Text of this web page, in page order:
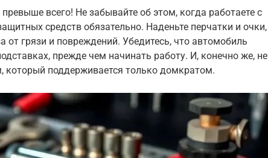
всего! Не забывайте об этом, когда работаете с
средств обязательно. Наденьте перчатки и очки,
от грязи и повреждений. Убедитесь, что автомобиль
прежде чем начинать работу. И, конечно же, не
который поддерживается только домкратом.